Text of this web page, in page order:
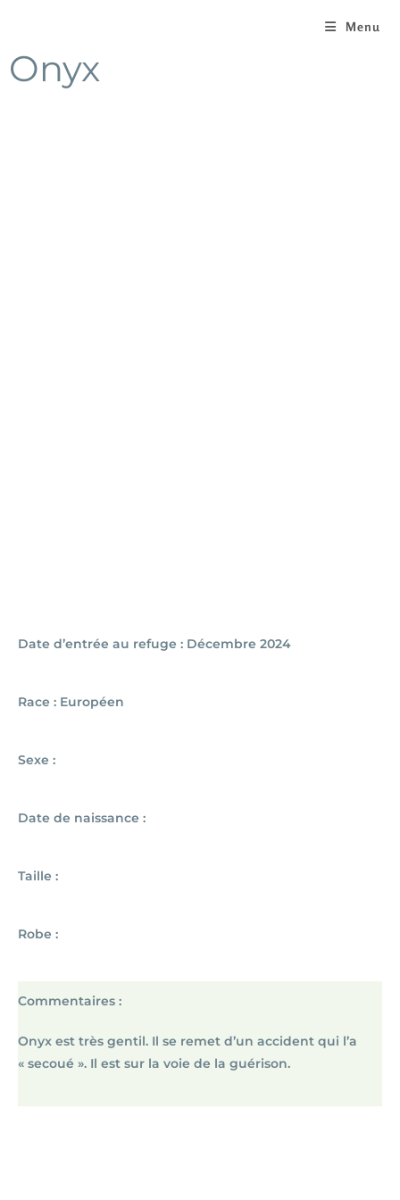
Menu
Onyx
Date d’entrée au refuge : Décembre 2024
Race : Européen
Sexe :
Date de naissance :
Taille :
Robe :
Commentaires :
Onyx est très gentil. Il se remet d’un accident qui l’a
« secoué ». Il est sur la voie de la guérison.